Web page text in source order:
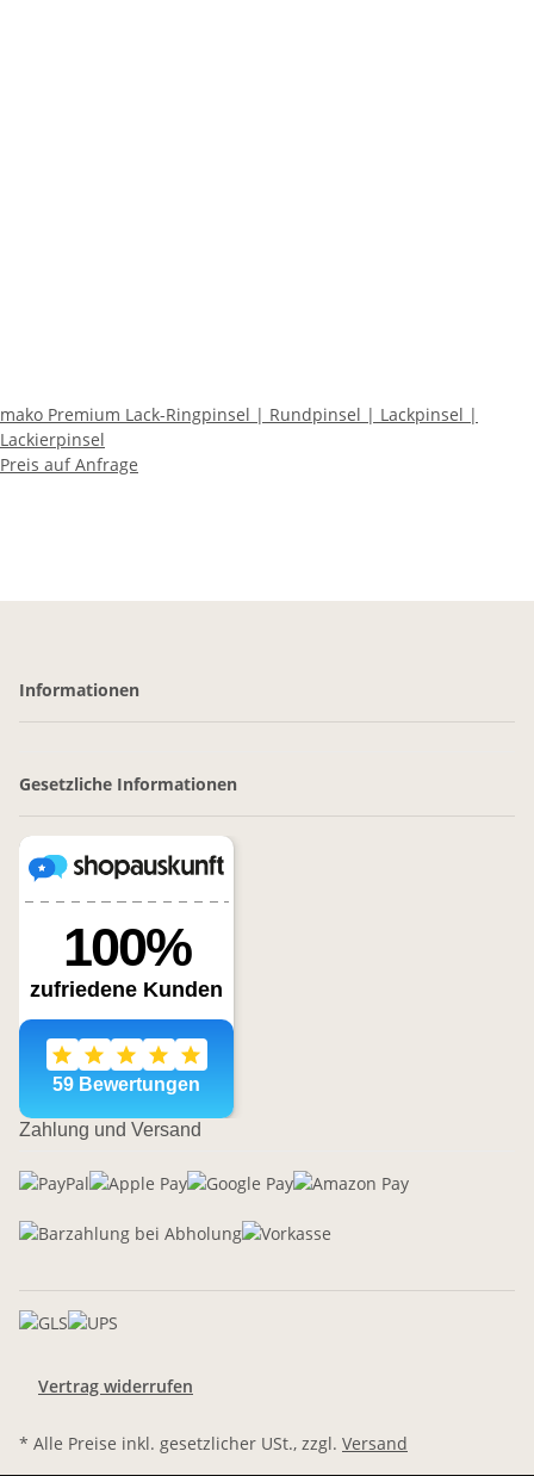
mako Premium Lack-Ringpinsel | Rundpinsel | Lackpinsel |
Lackierpinsel
Preis auf Anfrage
Informationen
Gesetzliche Informationen
Zahlung und Versand
Vertrag widerrufen
* Alle Preise inkl. gesetzlicher USt., zzgl. Versand